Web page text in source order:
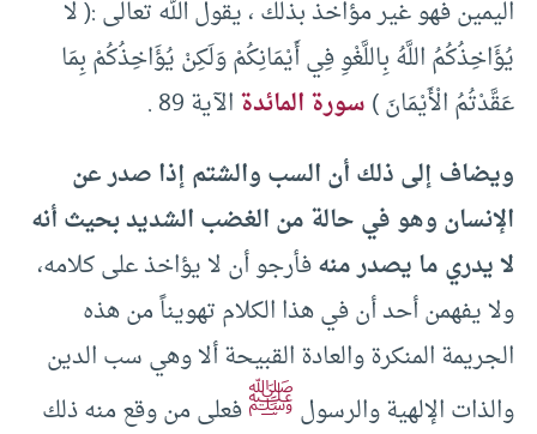
اليمين فهو غير مؤاخذ بذلك ، يقول الله تعالى :( لا
يُؤَاخِذُكُمُ اللَّهُ بِاللَّغْوِ فِي أَيْمَانِكُمْ وَلَكِنْ يُؤَاخِذُكُمْ بِمَا
عَقَّدْتُمُ الْأَيْمَانَ )سورة المائدةالآية 89 .
ويضاف إلى ذلك أن السب والشتم إذا صدر عن
الإنسان وهو في حالة من الغضب الشديد بحيث أنه
لا يدري ما يصدر منهفأرجو أن لا يؤاخذ على كلامه،
ولا يفهمن أحد أن في هذا الكلام تهويناً من هذه
الجريمة المنكرة والعادة القبيحة ألا وهي سب الدين
والذات الإلهية والرسولﷺفعلى من وقع منه ذلك